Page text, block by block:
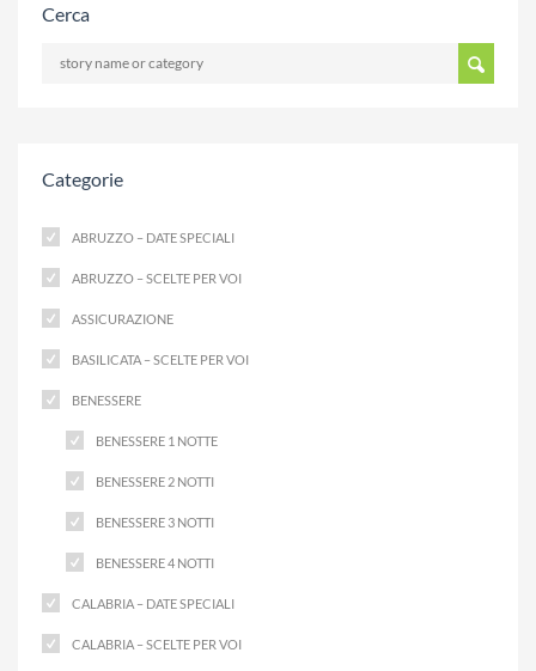
Cerca
Categorie
ABRUZZO – DATE SPECIALI
ABRUZZO – SCELTE PER VOI
ASSICURAZIONE
BASILICATA – SCELTE PER VOI
BENESSERE
BENESSERE 1 NOTTE
BENESSERE 2 NOTTI
BENESSERE 3 NOTTI
BENESSERE 4 NOTTI
CALABRIA – DATE SPECIALI
CALABRIA – SCELTE PER VOI